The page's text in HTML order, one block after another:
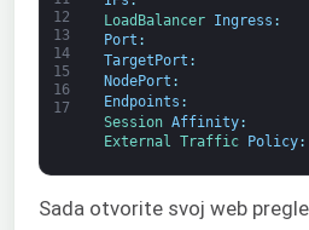
12
13
14
15
16
17
LoadBalancer Ingress :
Port :
TargetPort :
NodePort :
Endpoints :
Session Affinity:
External Traffic Policy:
Sada otvorite svoj web